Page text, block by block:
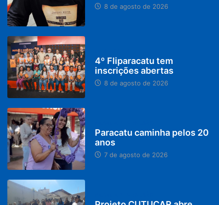
8 de agosto de 2026
4º Fliparacatu tem
inscrições abertas
8 de agosto de 2026
Paracatu caminha pelos 20
anos
7 de agosto de 2026